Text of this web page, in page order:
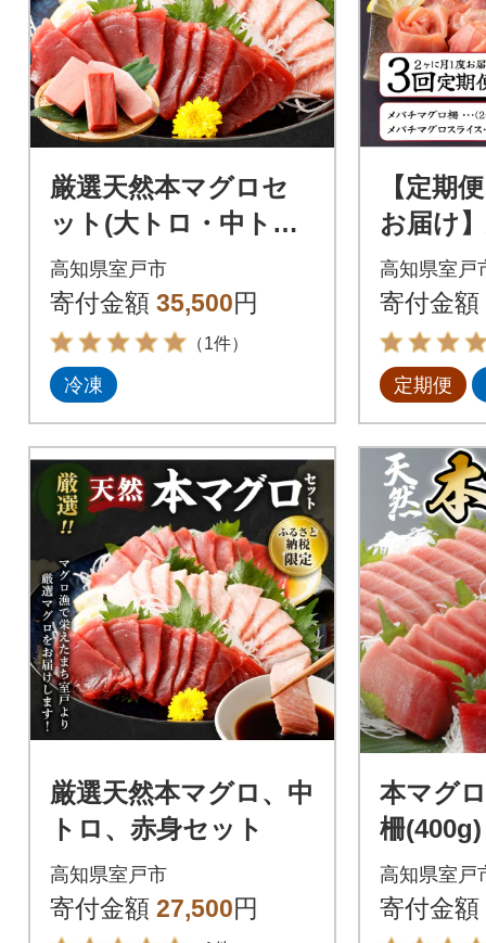
厳選天然本マグロセ
ット(大トロ・中ト
ロ・赤身の食べ比べ3
種セット)
高知県室戸市
寄付金額 35,500円
（1件）
冷凍
【定期
お届け
マグロ
00g
高知県室戸
寄付金額
定期便
厳選天然本マグロ、中
トロ、赤身セット
高知県室戸市
寄付金額 27,500円
本マグ
柵(400g)
高知県室戸
寄付金額